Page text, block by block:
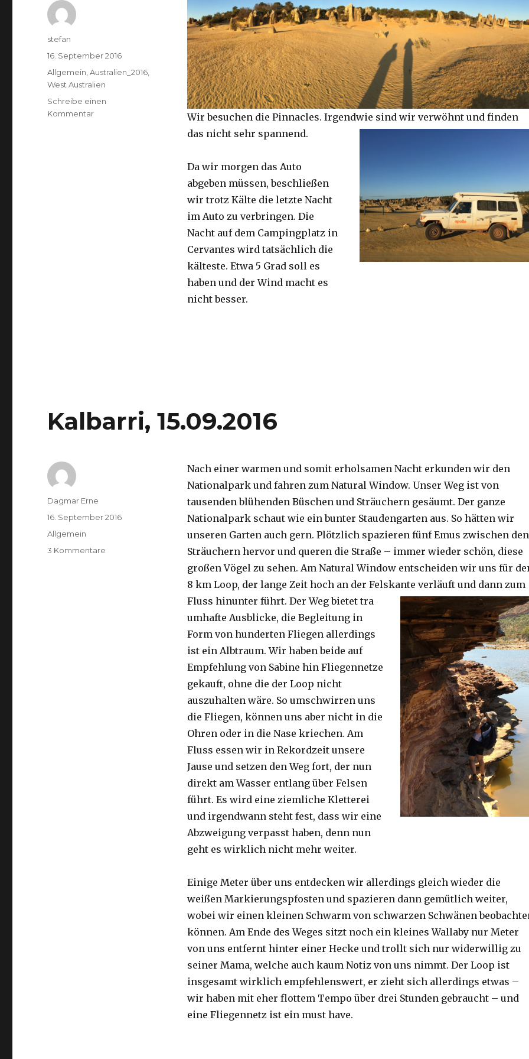
Wir besuchen die Pinnacles. Irgendwie sind wir verwöhnt und finden
das nicht sehr spannend.
Da wir morgen das Auto
abgeben müssen, beschließen
wir trotz Kälte die letzte Nacht
im Auto zu verbringen. Die
Nacht auf dem Campingplatz in
Cervantes wird tatsächlich die
kälteste. Etwa 5 Grad soll es
haben und der Wind macht es
nicht besser.
Autor
stefan
Veröffentlicht
am
16. September 2016
Kategorien
Allgemein,Australien_2016,
West Australien
Schreibe einen
Kommentarzu
Kalbarri, 15.09.2016
Nach einer warmen und somit erholsamen Nacht erkunden wir den
Nationalpark und fahren zum Natural Window. Unser Weg ist von
tausenden blühenden Büschen und Sträuchern gesäumt. Der ganze
Nationalpark schaut wie ein bunter Staudengarten aus. So hätten wir
unseren Garten auch gern. Plötzlich spazieren fünf Emus zwischen den
Sträuchern hervor und queren die Straße – immer wieder schön, diese
großen Vögel zu sehen. Am Natural Window entscheiden wir uns für
8 km Loop, der lange Zeit hoch an der Felskante verläuft und dann zum
Fluss hinunter führt. Der Weg bietet tra
umhafte Ausblicke, die Begleitung in
Form von hunderten Fliegen allerdings
ist ein Albtraum. Wir haben beide auf
Empfehlung von Sabine hin Fliegennetze
gekauft, ohne die der Loop nicht
auszuhalten wäre. So umschwirren uns
die Fliegen, können uns aber nicht in die
Ohren oder in die Nase kriechen. Am
Fluss essen wir in Rekordzeit unsere
Jause und setzen den Weg fort, der nun
direkt am Wasser entlang über Felsen
führt. Es wird eine ziemliche Kletterei
und irgendwann steht fest, dass wir eine
Abzweigung verpasst haben, denn nun
geht es wirklich nicht mehr weiter.
Einige Meter über uns entdecken wir allerdings gleich wieder die
weißen Markierungspfosten und spazieren dann gemütlich weiter,
wobei wir einen kleinen Schwarm von schwarzen Schwänen
können. Am Ende des Weges sitzt noch ein kleines Wallaby nur Meter
von uns entfernt hinter einer Hecke und trollt sich nur widerwillig zu
seiner Mama, welche auch kaum Notiz von uns nimmt. Der Loop ist
insgesamt wirklich empfehlenswert, er zieht sich allerdings etwas –
wir haben mit eher flottem Tempo über drei Stunden gebraucht – und
eine Fliegennetz ist ein must have.
Autor
Dagmar Erne
Veröffentlicht
am
16. September 2016
Kategorien
Allgemein
3 Kommentare